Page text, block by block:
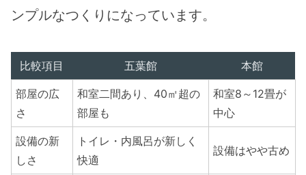
ンプルなつくりになっています。
比較項目 五葉館 本館
部屋の広
さ
和室二間あり、40㎡超の
部屋も
和室8～12畳が
中心
設備の新
しさ
トイレ・内風呂が新しく
快適
設備はやや古め